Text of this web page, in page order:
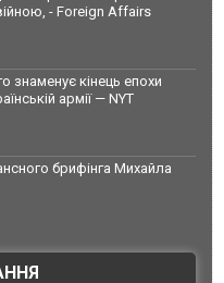
- Foreign Affairs
знаменує кінець епохи
армії — NYT
брифінга Михайла